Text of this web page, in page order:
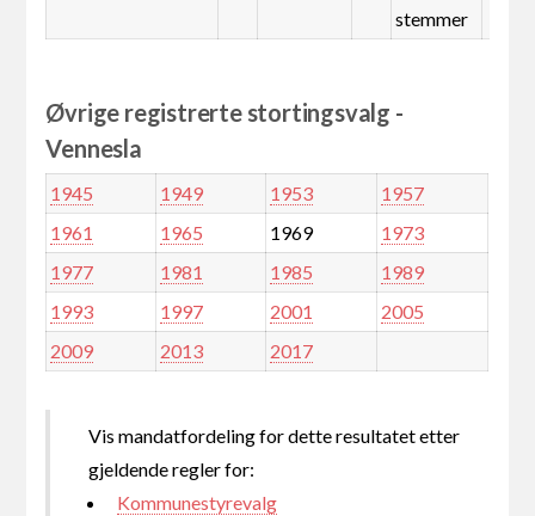
stemmer
Øvrige registrerte stortingsvalg -
Vennesla
1945 1949 1953
1957
1961
1965 1969
1973
1977
1981 1985
1989
1993
1997 2001
2005
2009
2013 2017
Vis mandatfordeling for dette resultatet etter
gjeldende regler for:
Kommunestyrevalg